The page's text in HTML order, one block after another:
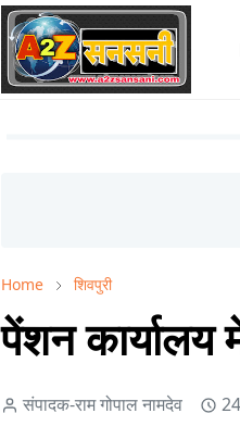
Home शिवपुरी
पेंशन कार्यालय
संपादक-राम गोपाल नामदेव